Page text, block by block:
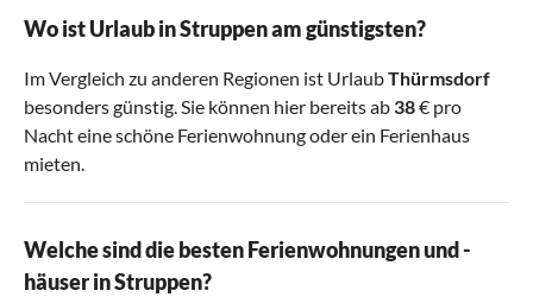
Wo ist Urlaub in Struppen am günstigsten?
Im Vergleich zu anderen Regionen ist UrlaubThürmsdorf
besonders günstig. Sie können hier bereits ab 38€ pro
Nacht eine schöne Ferienwohnung oder ein Ferienhaus
mieten.
Welche sind die besten Ferienwohnungen und -
häuser in Struppen?